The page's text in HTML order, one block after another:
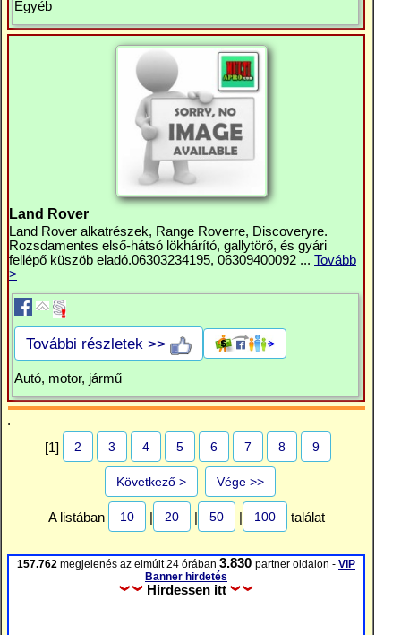
Egyéb
Land Rover
Land Rover alkatrészek, Range Roverre, Discoveryre.
Rozsdamentes első-hátsó lökhárító, gallytörő, és gyári
fellépő küszöb eladó.06303234195, 06309400092 ... Tovább
>
További részletek >>
Autó, motor, jármű
.
[1]
2 3 4 5 6 7 8 9
Következő > Vége >>
A listában 10 20 50 100 találat
157.762 megjelenés az elmúlt 24 órában 3.830 partner oldalon - VIP
Banner hirdetés
Hirdessen itt